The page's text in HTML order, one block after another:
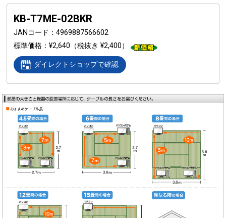
KB-T7ME-02BKR
JANコード
4969887566602
標準価格
¥2,640 （税抜き ¥2,400）
ダイレクトショップで確認